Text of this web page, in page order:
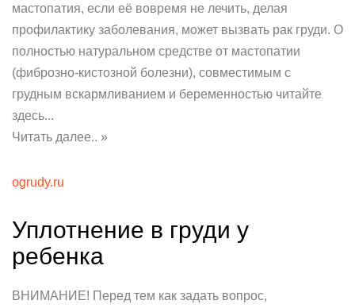
мастопатия, если её вовремя не лечить, делая
профилактику заболевания, может вызвать рак груди. О
полностью натуральном средстве от мастопатии
(фиброзно-кистозной болезни), совместимым с
грудным вскармливанием и беременностью читайте
здесь...
Читать далее.. »
ogrudy.ru
Уплотнение в груди у
ребенка
ВНИМАНИЕ! Перед тем как задать вопрос,